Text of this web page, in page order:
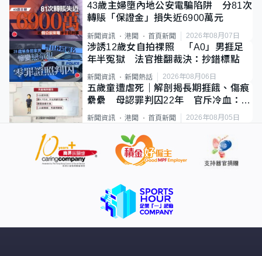
43歲主婦墮內地公安電騙陷阱 分81次
轉賬「保證金」損失近6900萬元
新聞資訊 港聞 首頁新聞 2026年08月07日
涉誘12歲女自拍祼照 「A0」男捱足
年半冤獄 法官推翻裁決：抄錯標點
新聞資訊 新聞熱話 2026年08月06日
五歲童遭虐死｜解剖揭長期捱餓、傷痕
纍纍 母認罪判囚22年 官斥冷血：同
類案最惡劣
新聞資訊 港聞 首頁新聞 2026年08月05日